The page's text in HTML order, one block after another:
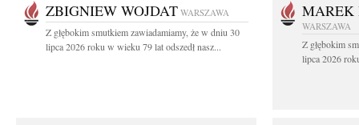
ZBIGNIEW WOJDAT WARSZAWA
Z głębokim smutkiem zawiadamiamy, że w dniu 30
lipca 2026 roku w wieku 79 lat odszedł nasz...
MAREK
WARSZAWA
Z głębokim
lipca 2026